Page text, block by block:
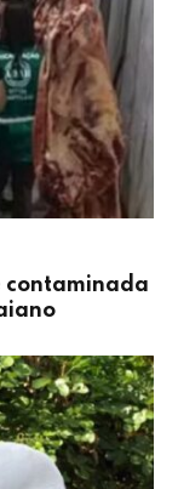
contaminada